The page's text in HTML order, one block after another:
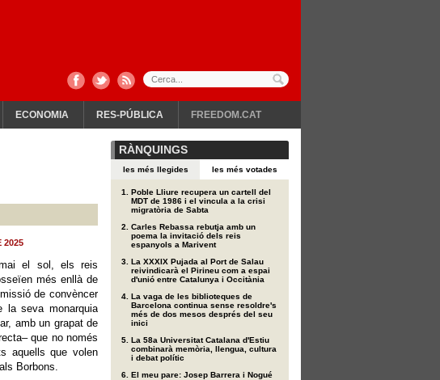
ECONOMIA RES-PÚBLICA FREEDOM.CAT
2025
el sol, els reis
més enllà de
de convèncer
la seva monarquia
amb un grapat de
que no només
aquells que volen
Borbons.
RÀNQUINGS
les més llegides les més votades
Poble Lliure recupera un cartell del
MDT de 1986 i el vincula a la crisi
migratòria de Sabta
Carles Rebassa rebutja amb un
poema la invitació dels reis
espanyols a Marivent
La XXXIX Pujada al Port de Salau
reivindicarà el Pirineu com a espai
d'unió entre Catalunya i Occitània
La vaga de les biblioteques de
Barcelona continua sense resoldre's
més de dos mesos després del seu
inici
La 58a Universitat Catalana d'Estiu
combinarà memòria, llengua, cultura
i debat polític
El meu pare: Josep Barrera i Nogué